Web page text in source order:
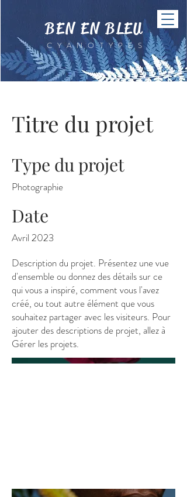
BEN EN BLEU
CYANOTYPES
Titre du projet
Type du projet
Photographie
Date
Avril 2023
Description du projet. Présentez une vue
d'ensemble ou donnez des détails sur ce
qui vous a inspiré, comment vous l'avez
créé, ou tout autre élément que vous
souhaitez partager avec les visiteurs. Pour
ajouter des descriptions de projet, allez à
Gérer les projets.